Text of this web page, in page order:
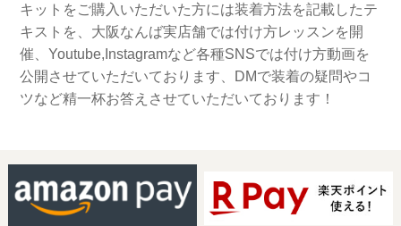
キットをご購入いただいた方には装着方法を記載したテ
キストを、大阪なんば実店舗では付け方レッスンを開
催、Youtube,Instagramなど各種SNSでは付け方動画を
公開させていただいております、DMで装着の疑問やコ
ツなど精一杯お答えさせていただいております！